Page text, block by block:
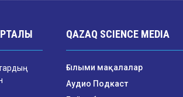
QAZAQ SCIENCE MEDIA
Ғылыми мақалалар
Аудио Подкаст